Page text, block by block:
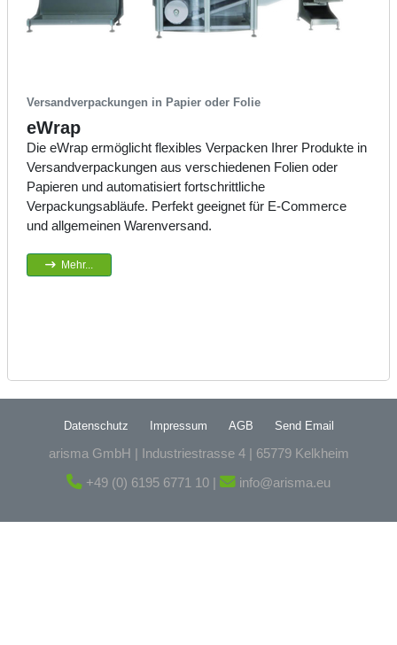
Versandverpackungen in Papier oder Folie
eWrap
Die eWrap ermöglicht flexibles Verpacken Ihrer Produkte in
Versandverpackungen aus verschiedenen Folien oder
Papieren und automatisiert fortschrittliche
Verpackungsabläufe. Perfekt geeignet für E-Commerce
und allgemeinen Warenversand.
Mehr...
Datenschutz Impressum AGB Send Email
arisma GmbH | Industriestrasse 4 | 65779 Kelkheim
+49 (0) 6195 6771 10 | info@arisma.eu